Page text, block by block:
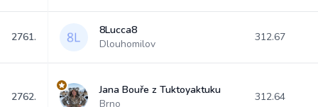
2761.
8Lucca8
Dlouhomilov
312.67
2762.
Jana Bouře z Tuktoyaktuku
Brno
312.64